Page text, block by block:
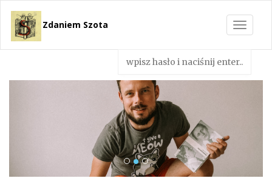
Toggle
Zdaniem Szota